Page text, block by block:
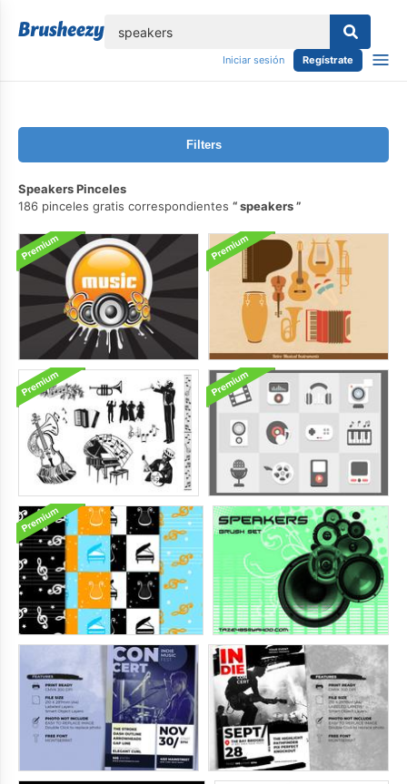
Iniciar sesión Regístrate
Filters
Speakers Pinceles
186 pinceles gratis correspondientes
speakers